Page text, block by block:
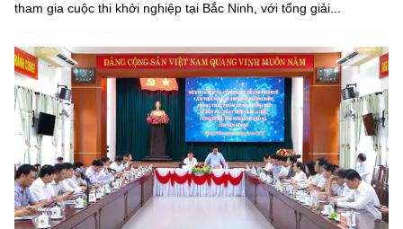
tham gia cuộc thi khởi nghiệp tại Bắc Ninh, với tổng giải...